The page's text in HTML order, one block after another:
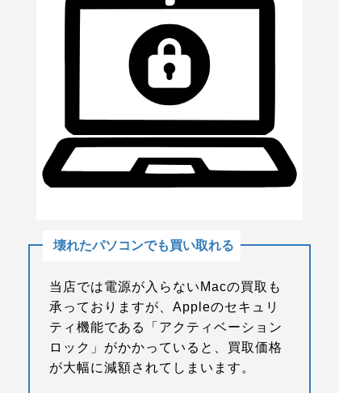
壊れたパソコンでも買い取れる
当店では電源が入らないMacの買取も
承っておりますが、Appleのセキュリ
ティ機能である「アクティベーション
ロック」がかかっていると、買取価格
が大幅に減額されてしまいます。